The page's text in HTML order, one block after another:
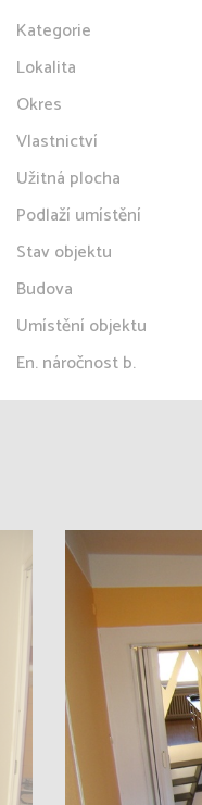
Kategorie
Lokalita
Okres
Vlastnictví
Užitná plocha
Podlaží umístění
Stav objektu
Budova
Umístění objektu
En. náročnost b.